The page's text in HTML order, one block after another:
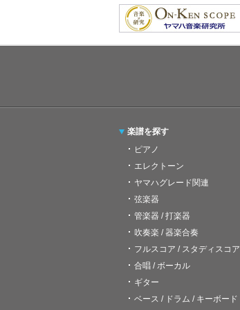
楽譜を探す
ピアノ
エレクトーン
ヤマハグレード関連
弦楽器
管楽器 / 打楽器
吹奏楽 / 器楽合奏
フルスコア / スタディスコア
合唱 / ボーカル
ギター
ベース / ドラム / キーボード